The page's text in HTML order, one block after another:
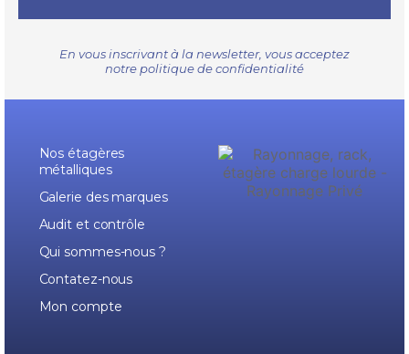
En vous inscrivant à la newsletter, vous acceptez
notre politique de confidentialité
Nos étagères
métalliques
Galerie des marques
Audit et contrôle
Qui sommes-nous ?
Contatez-nous
Mon compte